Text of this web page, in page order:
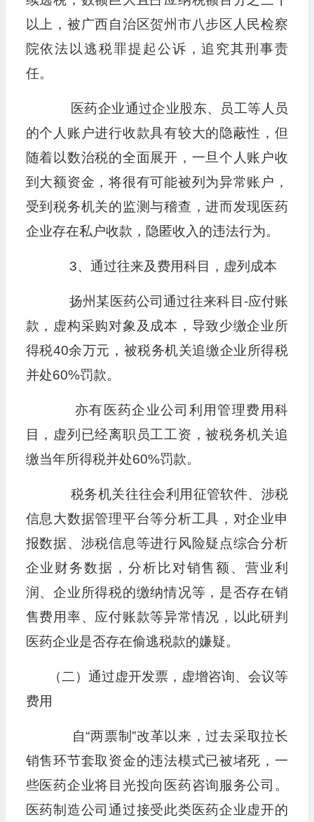
以上，被广西自治区贺州市八步区人民检察
院依法以逃税罪提起公诉，追究其刑事责
任。
医药企业通过企业股东、员工等人员
的个人账户进行收款具有较大的隐蔽性，但
随着以数治税的全面展开，一旦个人账户收
到大额资金，将很有可能被列为异常账户，
受到税务机关的监测与稽查，进而发现医药
企业存在私户收款，隐匿收入的违法行为。
3、通过往来及费用科目，虚列成本
扬州某医药公司通过往来科目-应付账
款，虚构采购对象及成本，导致少缴企业所
得税40余万元，被税务机关追缴企业所得税
并处60%罚款。
亦有医药企业公司利用管理费用科
目，虚列已经离职员工工资，被税务机关追
缴当年所得税并处60%罚款。
税务机关往往会利用征管软件、涉税
信息大数据管理平台等分析工具，对企业申
报数据、涉税信息等进行风险疑点综合分析
企业财务数据，分析比对销售额、营业利
润、企业所得税的缴纳情况等，是否存在销
售费用率、应付账款等异常情况，以此研判
医药企业是否存在偷逃税款的嫌疑。
（二）通过虚开发票，虚增咨询、会议等
费用
自“两票制”改革以来，过去采取拉长
销售环节套取资金的违法模式已被堵死，一
些医药企业将目光投向医药咨询服务公司。
医药制造公司通过接受此类医药企业虚开的